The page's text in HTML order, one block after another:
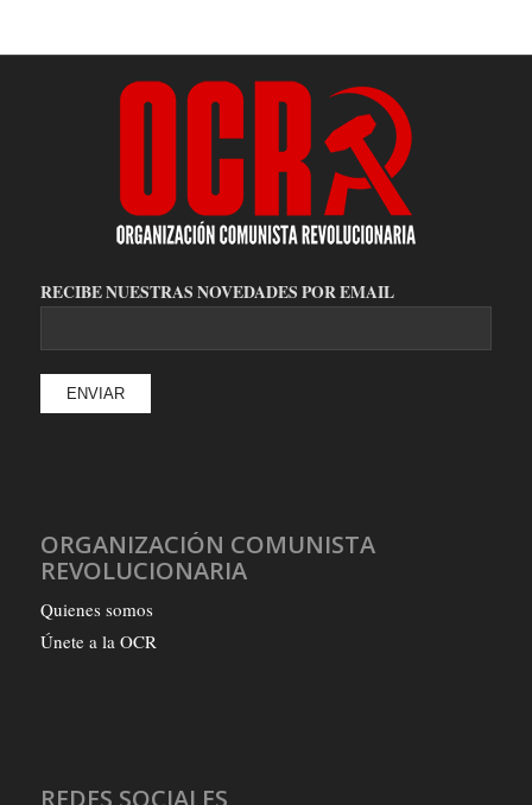
RECIBE NUESTRAS NOVEDADES POR EMAIL
ORGANIZACIÓN COMUNISTA
REVOLUCIONARIA
Quienes somos
Únete a la OCR